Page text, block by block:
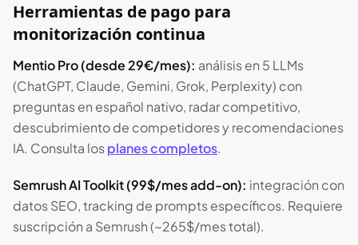
Herramientas de pago para
monitorización continua
Mentio Pro (desde 29€/mes): análisis en 5 LLMs
(ChatGPT, Claude, Gemini, Grok, Perplexity) con
preguntas en español nativo, radar competitivo,
descubrimiento de competidores y recomendaciones
IA. Consulta losplanes completos.
Semrush AI Toolkit (99$/mes add-on): integración con
datos SEO, tracking de prompts específicos. Requiere
suscripción a Semrush (~265$/mes total).